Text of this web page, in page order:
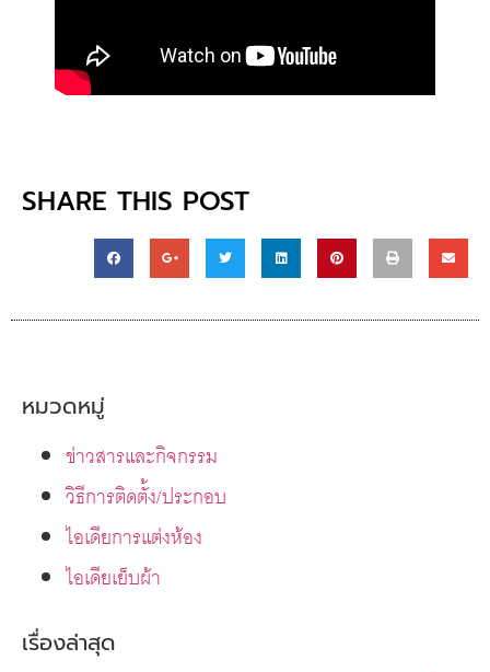
SHARE THIS POST
หมวดหมู่
ข่าวสารและกิจกรรม
วิธีการติดตั้ง/ประกอบ
ไอเดียการแต่งห้อง
ไอเดียเย็บผ้า
เรื่องล่าสุด